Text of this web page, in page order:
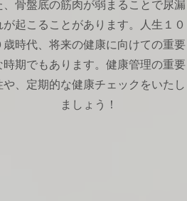
、骨盤底の筋肉が弱まることで尿漏
が起こることがあります。人生１０
歳時代、将来の健康に向けての重要
時期でもあります。健康管理の重要
や、定期的な健康チェックをいたし
ましょう！